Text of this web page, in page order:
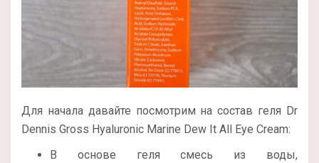
Для начала давайте посмотрим на состав геля Dr
Dennis Gross Hyaluronic Marine Dew It All Eye Cream:
В основе геля смесь из воды,